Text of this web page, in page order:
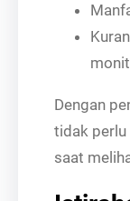
Dengan
tidak perlu
saat